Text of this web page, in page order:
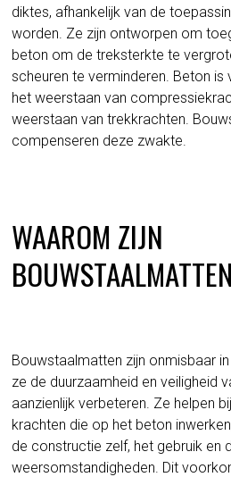
diktes, afhankelijk van de
worden. Ze zijn ontworpen om
beton om de treksterkte te
scheuren te verminderen. Beton is
het weerstaan van
weerstaan van trekkrachten.
compenseren deze zwakte.
WAAROM ZIJN
Bouwstaalmatten zijn onmisbaar
ze de duurzaamheid en veiligheid
aanzienlijk verbeteren. Ze helpen
krachten die op het beton
de constructie zelf, het gebruik en
weersomstandigheden. Dit